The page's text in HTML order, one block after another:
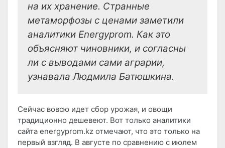
на их хранение. Странные
метаморфозы с ценами заметили
аналитики Energyprom. Как это
объясняют чиновники, и согласны
ли с выводами сами аграрии,
узнавала Людмила Батюшкина.
Сейчас вовсю идет сбор урожая, и овощи
традиционно дешевеют. Вот только аналитики
сайта energyprom.kz отмечают, что это только на
первый взгляд. В августе по сравнению с июлем